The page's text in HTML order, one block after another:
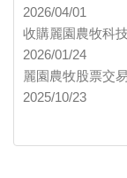
2026/04/01
收購麗園農牧科
2026/01/24
麗園農牧股票交
2025/10/23